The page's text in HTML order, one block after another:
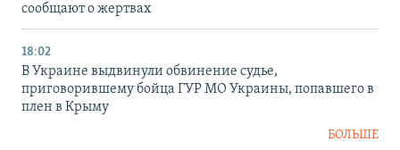
сообщают о жертвах
18:02
В Украине выдвинули обвинение судье,
приговорившему бойца ГУР МО Украины, попавшего в
плен в Крыму
БОЛЬШЕ